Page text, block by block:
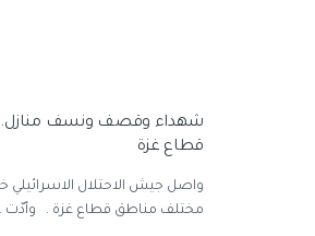
شهداء وقصف ونسف منازل..
قطاع غزة
مختلف مناطق قطاع غزة . وأدّت